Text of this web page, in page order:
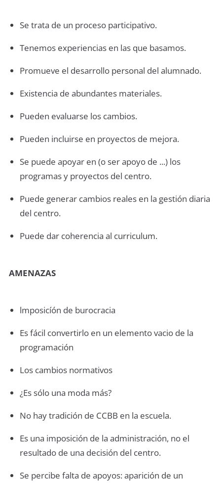
Se trata de un proceso participativo.
Tenemos experiencias en las que basamos.
Promueve el desarrollo personal del alumnado.
Existencia de abundantes materiales.
Pueden evaluarse los cambios.
Pueden incluirse en proyectos de mejora.
Se puede apoyar en (o ser apoyo de ...) los
programas y proyectos del centro.
Puede generar cambios reales en la gestión diaria
del centro.
Puede dar coherencia al curriculum.
AMENAZAS
lmposicíón de burocracia
Es fácil convertirlo en un elemento vacio de la
programación
Los cambios normativos
¿Es sólo una moda más?
No hay tradición de CCBB en la escuela.
Es una imposición de la administración, no el
resultado de una decisión del centro.
Se percibe falta de apoyos: aparición de un